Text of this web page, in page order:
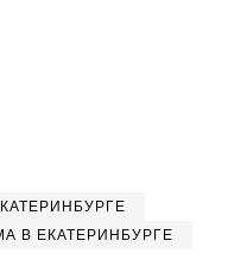
В ЕКАТЕРИНБУРГЕ